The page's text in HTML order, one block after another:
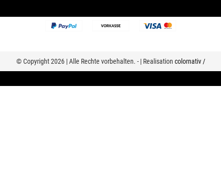
© Copyright 2026 | Alle Rechte vorbehalten. - | Realisation colornativ /